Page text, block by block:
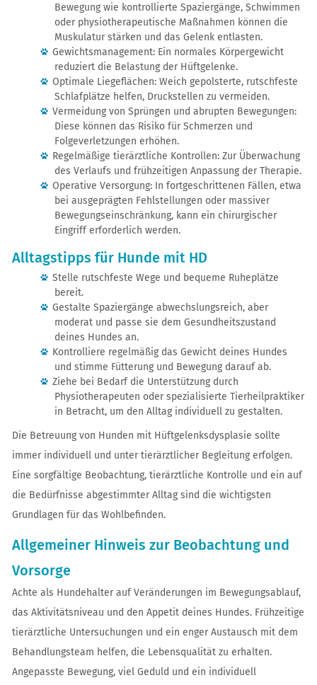
Bewegung wie kontrollierte Spaziergänge, Schwimmen
oder physiotherapeutische Maßnahmen können die
Muskulatur stärken und das Gelenk entlasten.
Gewichtsmanagement: Ein normales Körpergewicht
reduziert die Belastung der Hüftgelenke.
Optimale Liegeflächen: Weich gepolsterte, rutschfeste
Schlafplätze helfen, Druckstellen zu vermeiden.
Vermeidung von Sprüngen und abrupten Bewegungen:
Diese können das Risiko für Schmerzen und
Folgeverletzungen erhöhen.
Regelmäßige tierärztliche Kontrollen: Zur Überwachung
des Verlaufs und frühzeitigen Anpassung der Therapie.
Operative Versorgung: In fortgeschrittenen Fällen, etwa
bei ausgeprägten Fehlstellungen oder massiver
Bewegungseinschränkung, kann ein chirurgischer
Eingriff erforderlich werden.
Alltagstipps für Hunde mit HD
Stelle rutschfeste Wege und bequeme Ruheplätze
bereit.
Gestalte Spaziergänge abwechslungsreich, aber
moderat und passe sie dem Gesundheitszustand
deines Hundes an.
Kontrolliere regelmäßig das Gewicht deines Hundes
und stimme Fütterung und Bewegung darauf ab.
Ziehe bei Bedarf die Unterstützung durch
Physiotherapeuten oder spezialisierte Tierheilpraktiker
in Betracht, um den Alltag individuell zu gestalten.
Die Betreuung von Hunden mit Hüftgelenksdysplasie sollte
immer individuell und unter tierärztlicher Begleitung erfolgen.
Eine sorgfältige Beobachtung, tierärztliche Kontrolle und ein auf
die Bedürfnisse abgestimmter Alltag sind die wichtigsten
Grundlagen für das Wohlbefinden.
Allgemeiner Hinweis zur Beobachtung und
Vorsorge
Achte als Hundehalter auf Veränderungen im Bewegungsablauf,
das Aktivitätsniveau und den Appetit deines Hundes. Frühzeitige
tierärztliche Untersuchungen und ein enger Austausch mit dem
Behandlungsteam helfen, die Lebensqualität zu erhalten.
Angepasste Bewegung, viel Geduld und ein individuell